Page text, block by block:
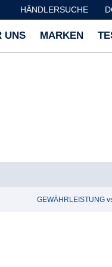
HÄNDLERSUCHE
UNS MARKEN
GEWÄHRLEISTUNG